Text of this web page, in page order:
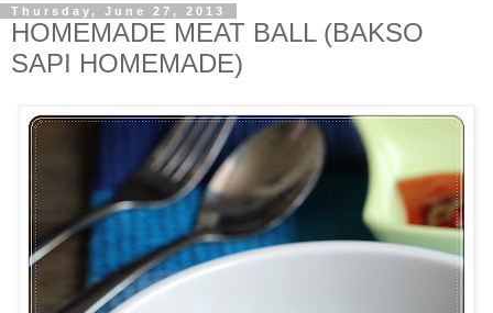
Thursday, June 27, 2013
HOMEMADE MEAT BALL (BAKSO
SAPI HOMEMADE)